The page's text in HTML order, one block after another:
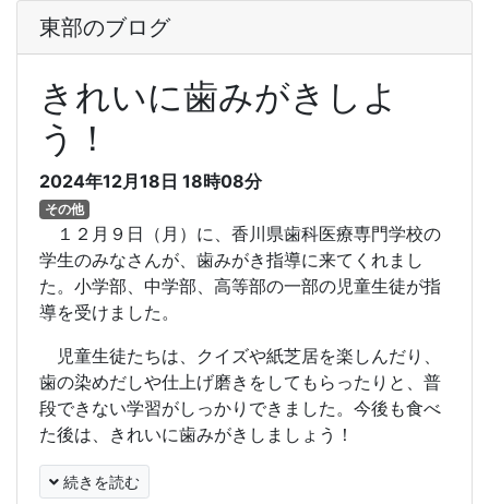
東部のブログ
きれいに歯みがきしよ
う！
2024年12月18日 18時08分
その他
１２月９日（月）に、香川県歯科医療専門学校の
学生のみなさんが、歯みがき指導に来てくれまし
た。小学部、中学部、高等部の一部の児童生徒が指
導を受けました。
児童生徒たちは、クイズや紙芝居を楽しんだり、
歯の染めだしや仕上げ磨きをしてもらったりと、普
段できない学習がしっかりできました。今後も食べ
た後は、きれいに歯みがきしましょう！
続きを読む